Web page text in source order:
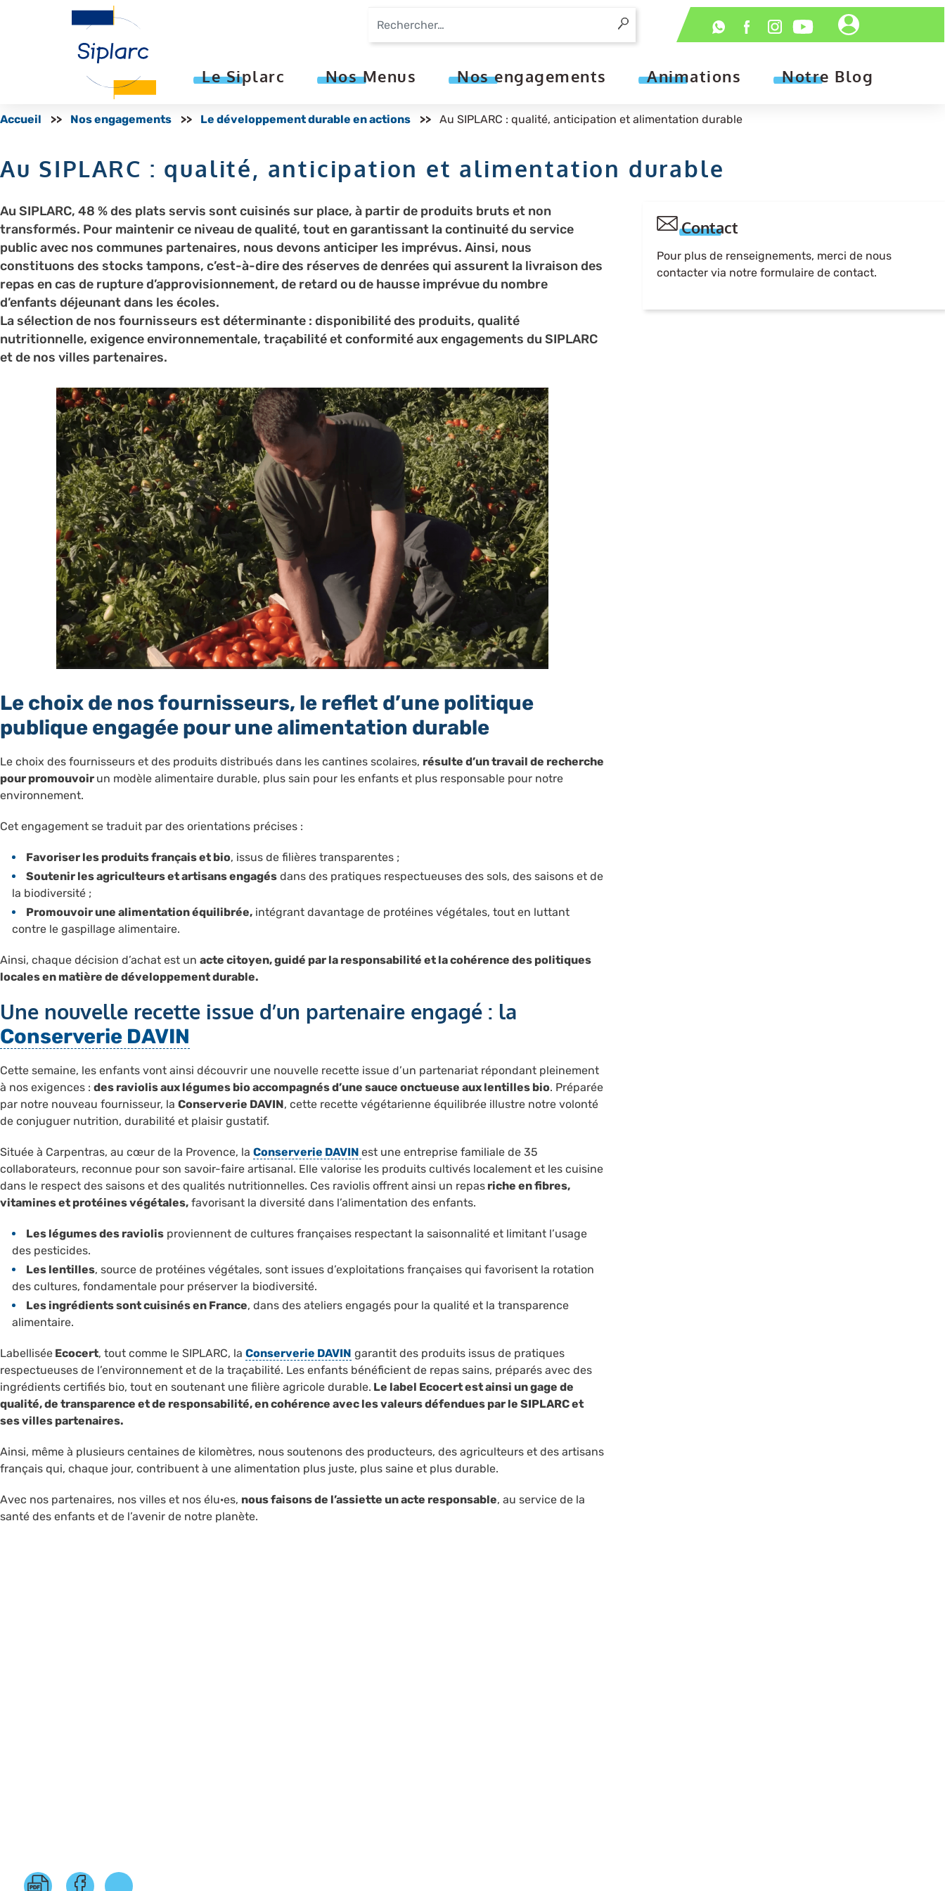
contenu
Header
-
Connexion
Réseaux
sociaux
Le Siplarc Nos Menus Nos engagements Animations Notre Blog
Accueil Nos engagements Le développement durable en actions Au SIPLARC : qualité, anticipation et alimentation durable
Au SIPLARC : qualité, anticipation et alimentation durable
Au SIPLARC, 48 % des plats servis sont cuisinés sur place, à partir de produits bruts et non
transformés. Pour maintenir ce niveau de qualité, tout en garantissant la continuité du service
public avec nos communes partenaires, nous devons anticiper les imprévus. Ainsi, nous
constituons des stocks tampons, c’est-à-dire des réserves de denrées qui assurent la livraison des
repas en cas de rupture d’approvisionnement, de retard ou de hausse imprévue du nombre
d’enfants déjeunant dans les écoles.
La sélection de nos fournisseurs est déterminante : disponibilité des produits, qualité
nutritionnelle, exigence environnementale, traçabilité et conformité aux engagements du SIPLARC
et de nos villes partenaires.
Le choix de nos fournisseurs, le reflet d’une politique
publique engagée pour une alimentation durable
Le choix des fournisseurs et des produits distribués dans les cantines scolaires, résulte d’un travail de recherche
pour promouvoir un modèle alimentaire durable, plus sain pour les enfants et plus responsable pour notre
environnement.
Cet engagement se traduit par des orientations précises :
Favoriser les produits français et bio, issus de filières transparentes ;
Soutenir les agriculteurs et artisans engagés dans des pratiques respectueuses des sols, des saisons et de
la biodiversité ;
Promouvoir une alimentation équilibrée, intégrant davantage de protéines végétales, tout en luttant
contre le gaspillage alimentaire.
Ainsi, chaque décision d’achat est un acte citoyen, guidé par la responsabilité et la cohérence des politiques
locales en matière de développement durable.
Une nouvelle recette issue d’un partenaire engagé : la
Conserverie DAVIN
Cette semaine, les enfants vont ainsi découvrir une nouvelle recette issue d’un partenariat répondant pleinement
à nos exigences : des raviolis aux légumes bio accompagnés d’une sauce onctueuse aux lentilles bio. Préparée
par notre nouveau fournisseur, la Conserverie DAVIN, cette recette végétarienne équilibrée illustre notre volonté
de conjuguer nutrition, durabilité et plaisir gustatif.
Située à Carpentras, au cœur de la Provence, la Conserverie DAVIN est une entreprise familiale de 35
collaborateurs, reconnue pour son savoir-faire artisanal. Elle valorise les produits cultivés localement et les cuisine
dans le respect des saisons et des qualités nutritionnelles. Ces raviolis offrent ainsi un repas riche en fibres,
vitamines et protéines végétales, favorisant la diversité dans l’alimentation des enfants.
Les légumes des raviolis proviennent de cultures françaises respectant la saisonnalité et limitant l’usage
des pesticides.
Les lentilles, source de protéines végétales, sont issues d’exploitations françaises qui favorisent la rotation
des cultures, fondamentale pour préserver la biodiversité.
Les ingrédients sont cuisinés en France, dans des ateliers engagés pour la qualité et la transparence
alimentaire.
Labellisée Ecocert, tout comme le SIPLARC, la Conserverie DAVIN garantit des produits issus de pratiques
respectueuses de l’environnement et de la traçabilité. Les enfants bénéficient de repas sains, préparés avec des
ingrédients certifiés bio, tout en soutenant une filière agricole durable. Le label Ecocert est ainsi un gage de
qualité, de transparence et de responsabilité, en cohérence avec les valeurs défendues par le SIPLARC et
ses villes partenaires.
Ainsi, même à plusieurs centaines de kilomètres, nous soutenons des producteurs, des agriculteurs et des artisans
français qui, chaque jour, contribuent à une alimentation plus juste, plus saine et plus durable.
Avec nos partenaires, nos villes et nos élu·es, nous faisons de l’assiette un acte responsable, au service de la
santé des enfants et de l’avenir de notre planète.
Contact
Pour plus de renseignements, merci de nous
contacter via notre formulaire de contact.